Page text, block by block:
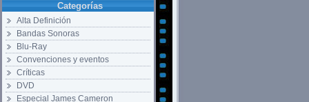
Categorías
Alta Definición
Bandas Sonoras
Blu-Ray
Convenciones y eventos
Críticas
DVD
Especial James Cameron